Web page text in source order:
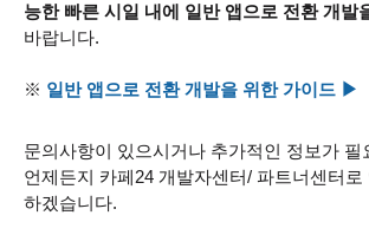
능한 빠른 시일 내에 일반 앱으로 전환 개발
바랍니다.
※ 일반 앱으로 전환 개발을 위한 가이드 ▶
문의사항이 있으시거나 추가적인 정보가 필
언제든지 카페24 개발자센터/ 파트너센터
하겠습니다.